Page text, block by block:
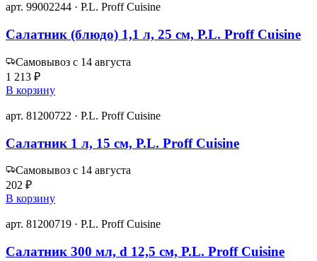
арт. 99002244 · P.L. Proff Cuisine
Салатник (блюдо) 1,1 л, 25 см, P.L. Proff Cuisine
Самовывоз с 14 августа
1 213 ₽
В корзину
арт. 81200722 · P.L. Proff Cuisine
Салатник 1 л, 15 см, P.L. Proff Cuisine
Самовывоз с 14 августа
202 ₽
В корзину
арт. 81200719 · P.L. Proff Cuisine
Салатник 300 мл, d 12,5 см, P.L. Proff Cuisine